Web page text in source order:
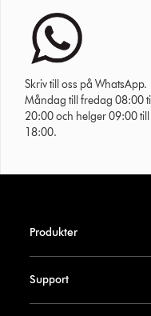
Skriv till oss på WhatsApp.
Måndag till fredag 08:00 till
20:00 och helger 09:00 till
18:00.
Produkter
Support